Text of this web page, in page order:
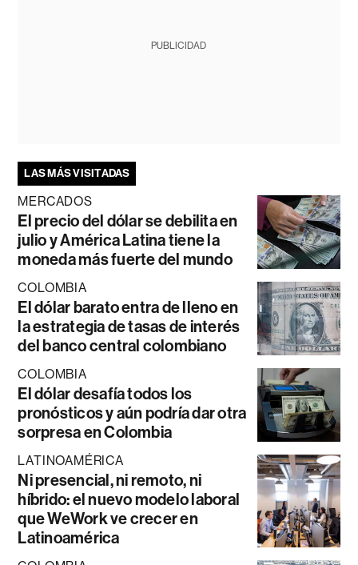
PUBLICIDAD
LAS MÁS VISITADAS
MERCADOS
El precio del dólar se debilita en
julio y América Latina tiene la
moneda más fuerte del mundo
COLOMBIA
El dólar barato entra de lleno en
la estrategia de tasas de interés
del banco central colombiano
COLOMBIA
El dólar desafía todos los
pronósticos y aún podría dar otra
sorpresa en Colombia
LATINOAMÉRICA
Ni presencial, ni remoto, ni
híbrido: el nuevo modelo laboral
que WeWork ve crecer en
Latinoamérica